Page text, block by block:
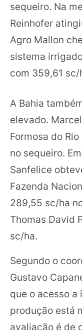
sequeiro. Na
Reinhofer
Agro Mallon
sistema
com 359,61 sc/
A Bahia
elevado.
Formosa do
no sequeiro.
Sanfelice
Fazenda
289,55 sc/ha
Thomas David
sc/ha.
Segundo o
Gustavo
que o acesso
produção está
avaliação é de